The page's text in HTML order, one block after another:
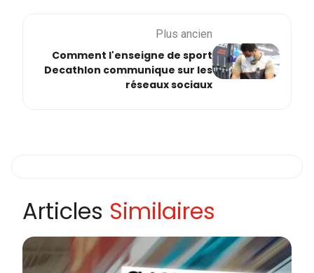
Plus ancien
Comment l'enseigne de sport
Decathlon communique sur les
réseaux sociaux
Articles Similaires